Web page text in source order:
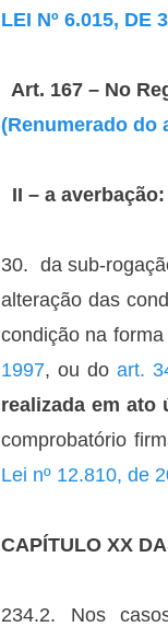
LEI Nº 6.015, DE
Art. 167 – No
(Renumerado do
II – a averbação:
30. da sub-
alteração das
condição na
1997, ou doart.
realizada em ato
comprobatório
Lei nº 12.810, de
CAPÍTULO XX
234.2. Nos